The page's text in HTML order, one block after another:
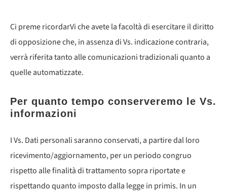
Ci preme ricordarVi che avete la facoltà di esercitare il diritto
di opposizione che, in assenza di Vs. indicazione contraria,
verrà riferita tanto alle comunicazioni tradizionali quanto a
quelle automatizzate.
Per quanto tempo conserveremo le Vs.
informazioni
I Vs. Dati personali saranno conservati, a partire dal loro
ricevimento/aggiornamento, per un periodo congruo
rispetto alle finalità di trattamento sopra riportate e
rispettando quanto imposto dalla legge in primis. In un